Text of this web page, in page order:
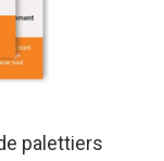
palettiers